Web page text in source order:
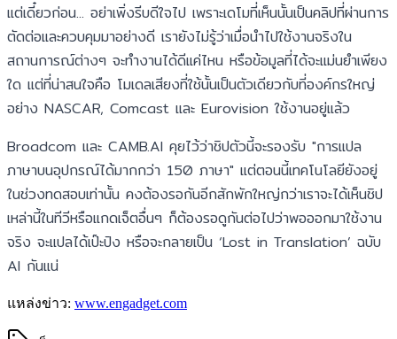
แต่เดี๋ยวก่อน... อย่าเพิ่งรีบดีใจไป เพราะเดโมที่เห็นนั้นเป็นคลิปที่ผ่านการ
ตัดต่อและควบคุมมาอย่างดี เรายังไม่รู้ว่าเมื่อนำไปใช้งานจริงใน
สถานการณ์ต่างๆ จะทำงานได้ดีแค่ไหน หรือข้อมูลที่ได้จะแม่นยำเพียง
ใด แต่ที่น่าสนใจคือ โมเดลเสียงที่ใช้นั้นเป็นตัวเดียวกับที่องค์กรใหญ่
อย่าง NASCAR, Comcast และ Eurovision ใช้งานอยู่แล้ว
Broadcom และ CAMB.AI คุยไว้ว่าชิปตัวนี้จะรองรับ "การแปล
ภาษาบนอุปกรณ์ได้มากกว่า 150 ภาษา" แต่ตอนนี้เทคโนโลยียังอยู่
ในช่วงทดสอบเท่านั้น คงต้องรอกันอีกสักพักใหญ่กว่าเราจะได้เห็นชิป
เหล่านี้ในทีวีหรือแกดเจ็ตอื่นๆ ก็ต้องรอดูกันต่อไปว่าพอออกมาใช้งาน
จริง จะแปลได้เป๊ะปัง หรือจะกลายเป็น ‘Lost in Translation’ ฉบับ
AI กันแน่
แหล่งข่าว: www.engadget.com